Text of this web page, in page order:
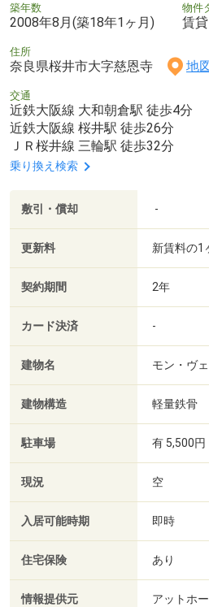
築年数
2008年8月(築18年1ヶ月)
物件
賃
住所
奈良県桜井市大字慈恩寺 地
交通
近鉄大阪線 大和朝倉駅 徒歩4分
近鉄大阪線 桜井駅 徒歩26分
ＪＲ桜井線 三輪駅 徒歩32分
乗り換え検索
敷引・償却 -
更新料 新賃料の1
契約期間 2年
カード決済 -
建物名 モン・ヴ
建物構造 軽量鉄骨
駐車場 有 5,500円
現況 空
入居可能時期 即時
住宅保険 あり
情報提供元 アットホ